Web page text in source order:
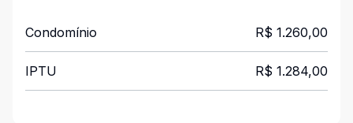
Condomínio R$ 1.260,00
IPTU R$ 1.284,00